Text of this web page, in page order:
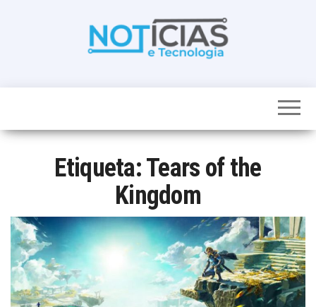
noticias de
num só lugar
Etiqueta:Tears of the
Kingdom